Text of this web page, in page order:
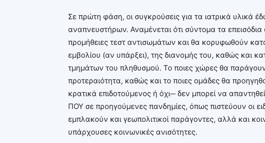
Σε πρώτη φάση, οι συγκρούσεις για τα ιατρικά υλικά
αναπνευστήρων. Αναμένεται ότι σύντομα τα επεισόδια
προμήθειες τεστ αντισωμάτων και θα κορυφωθούν
εμβολίου (αν υπάρξει), της διανομής του, καθώς και
τμημάτων του πληθυσμού. Το ποιες χώρες θα
προτεραιότητα, καθώς και το ποιες ομάδες θα
κρατικά επιδοτούμενος ή όχι─ δεν μπορεί να
ΠΟΥ σε προηγούμενες πανδημίες, όπως πιστεύουν οι
εμπλακούν και γεωπολιτικοί παράγοντες, αλλά και
υπάρχουσες κοινωνικές ανισότητες.